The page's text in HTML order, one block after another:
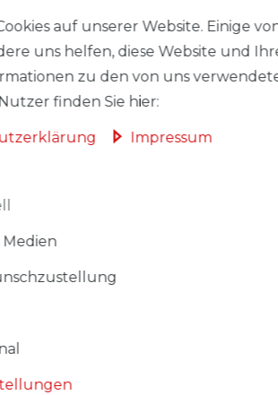
Jahres 1999 sind chronologisch
weichmacherfreien Klarsicht-
können die dazugehörigen
ordentlich untergebracht und
einen perfekten Überblick über
auf unserer Website. Einige
uns helfen, diese Website und
zu den von uns
finden Sie hier:
Impressum